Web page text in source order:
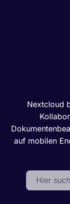
Nextcloud
auf mobilen
Search: